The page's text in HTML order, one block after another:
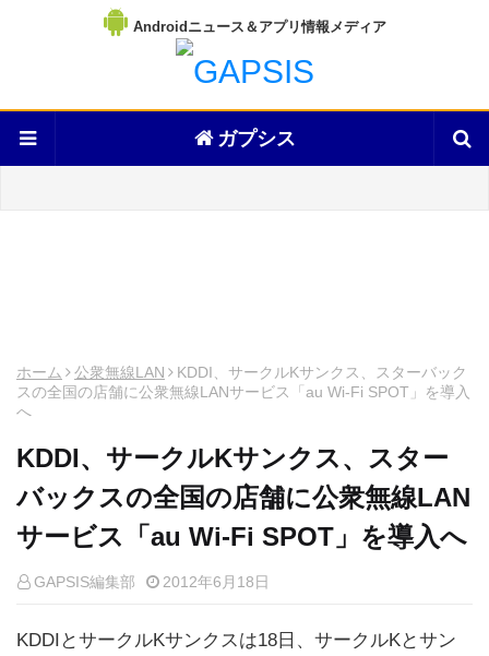
Androidニュース＆アプリ情報メディア
ガプシス
ホーム 公衆無線LAN
KDDI、サークルKサンクス、スターバック
スの全国の店舗に公衆無線LANサービス「au Wi-Fi SPOT」を導入
へ
KDDI、サークルKサンクス、スター
バックスの全国の店舗に公衆無線LAN
サービス「au Wi-Fi SPOT」を導入へ
GAPSIS編集部 2012年6月18日
KDDIとサークルKサンクスは18日、サークルKとサン